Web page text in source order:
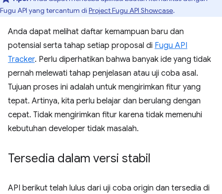
Fugu API yang tercantum di Project Fugu API Showcase.
Anda dapat melihat daftar kemampuan baru dan
potensial serta tahap setiap proposal di Fugu API
Tracker. Perlu diperhatikan bahwa banyak ide yang tidak
pernah melewati tahap penjelasan atau uji coba asal.
Tujuan proses ini adalah untuk mengirimkan fitur yang
tepat. Artinya, kita perlu belajar dan berulang dengan
cepat. Tidak mengirimkan fitur karena tidak memenuhi
kebutuhan developer tidak masalah.
Tersedia dalam versi stabil
API berikut telah lulus dari uji coba origin dan tersedia di